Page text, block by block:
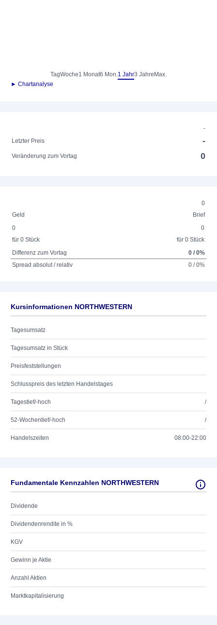
TagWoche1 Monat6 Mon.1 Jahr3 Jahre Max.
► Chartanalyse
-
Letzter Preis
-
Veränderung zum Vortag 0
0
Geld
Brief
0
für 0 Stück
0
für 0 Stück
Differenz zum Vortag
0 / 0%
Spread absolut / relativ
0 / 0%
Kursinformationen NORTHWESTERN
Tagesumsatz
Tagesumsatz in Stück
Preisfeststellungen
Schlusspreis des letzten Handelstages
Tagestief/-hoch /
52-Wochentief/-hoch /
Handelszeiten 08:00-22:00
Fundamentale Kennzahlen NORTHWESTERN
Dividende
Dividendenrendite in %
KGV
Gewinn je Aktie
Anzahl Aktien
Marktkapitalisierung